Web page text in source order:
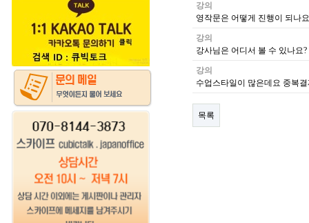
강의
영작문은 어떻게 진행이 되나
강의
강사님은 어디서 볼 수 있나요?
강의
수업스타일이 많은데요 중복
목록